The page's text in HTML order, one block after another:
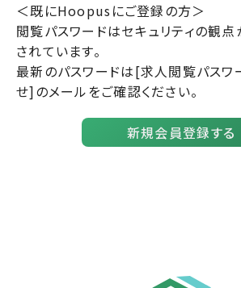
＜既にHoopusにご登録の方＞
閲覧パスワードはセキュリティの観
されています。
最新のパスワードは[求人閲覧パスワ
せ]のメールをご確認ください。
新規会員登録する